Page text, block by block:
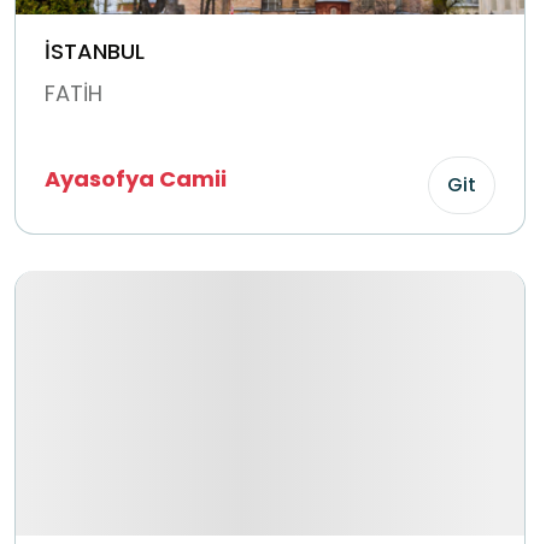
İSTANBUL
FATİH
Ayasofya Camii Git